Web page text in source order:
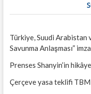
Türkiye, Suudi Arabistan
Savunma Anlaşması”
Prenses Shanyin’in
Çerçeve yasa teklifi